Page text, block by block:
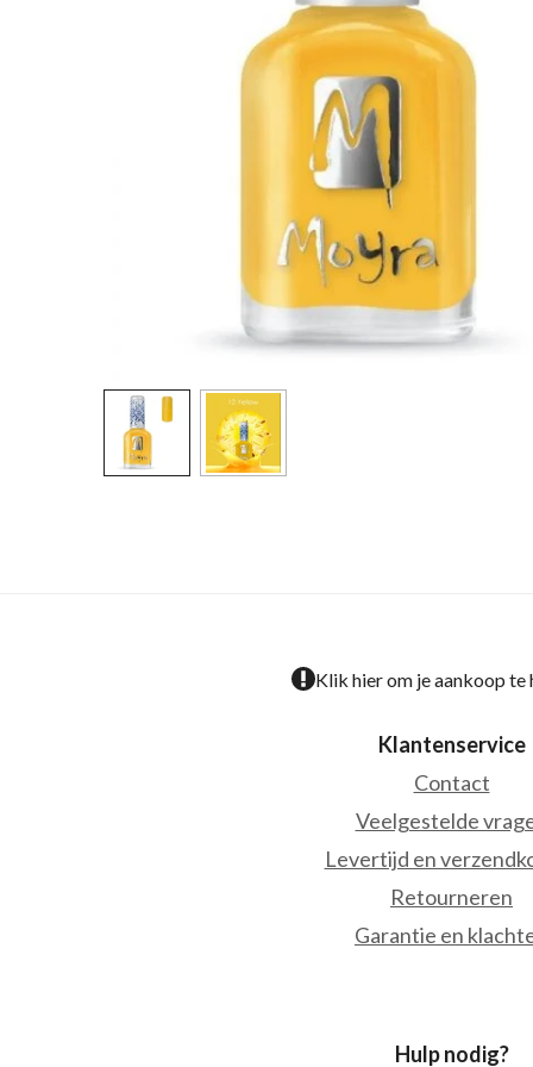
Klik hier om je aankoop te
Klantenservice
Contact
Veelgestelde
Levertijd en
Retourneren
Garantie en
Hulp nodig?